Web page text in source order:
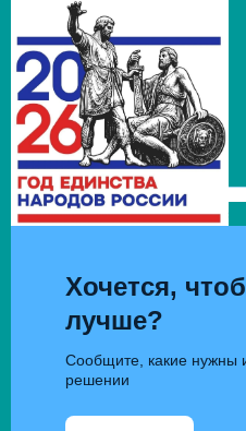
Хочется,
лучше?
Сообщите, какие нужны
решении